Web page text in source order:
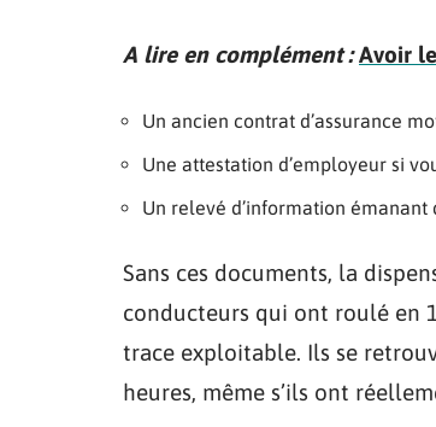
A lire en complément : Avoir
Un ancien contrat d’assurance
Une attestation d’employeur si
Un relevé d’information
Sans ces documents, la
conducteurs qui ont roulé en
trace exploitable. Ils se
heures, même s’ils ont